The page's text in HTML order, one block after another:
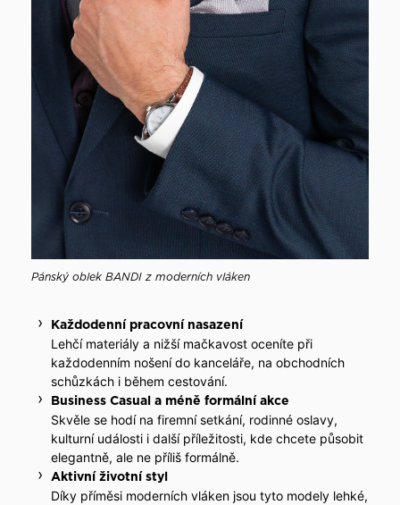
Pánský oblek BANDI z moderních vláken
Každodenní pracovní nasazení
Lehčí materiály a nižší mačkavost oceníte při
každodenním nošení do kanceláře, na obchodních
schůzkách i během cestování.
Business Casual a méně formální akce
Skvěle se hodí na firemní setkání, rodinné oslavy,
kulturní události i další příležitosti, kde chcete působit
elegantně, ale ne příliš formálně.
Aktivní životní styl
Díky příměsi moderních vláken jsou tyto modely lehké,